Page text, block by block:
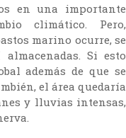
en una importante
climático. Pero,
marino ocurre, se
Si esto
además de que se
el área quedaría
y lluvias intensas,